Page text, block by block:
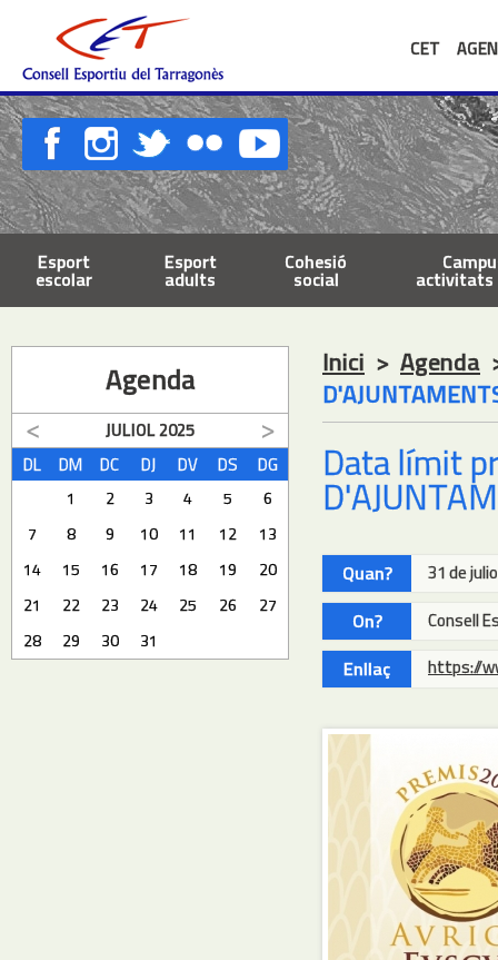
CET
Esport
escolar
Esport
adults
Cohesió
social activitats
Agenda
JULIOL2025
DL
DM DC DJ DV DS DG
1 2 3 4 5
6
7
8 9 10 11 12
13
14
15 16 17 18 19
20
21
22 23 24 25 26
27
28
29 30 31
Inici > Agenda
Data límit
Quan? 31 de
On? Consell
Enllaç https://